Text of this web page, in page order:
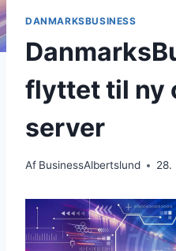
DANMARKSBUSINESS
flyttet til ny
server
Af BusinessAlbertslund 28.